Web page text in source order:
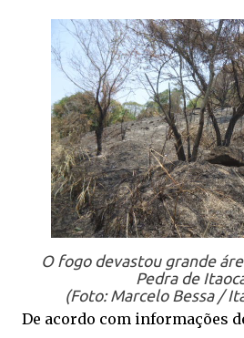
O fogo devastou grande
Pedra de
(Foto: Marcelo Bessa /
De acordo com informações